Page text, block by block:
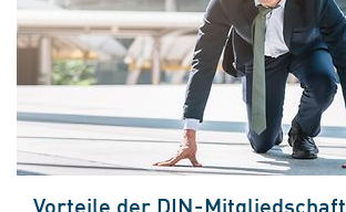
Vorteile der DIN-Mitgliedschaft